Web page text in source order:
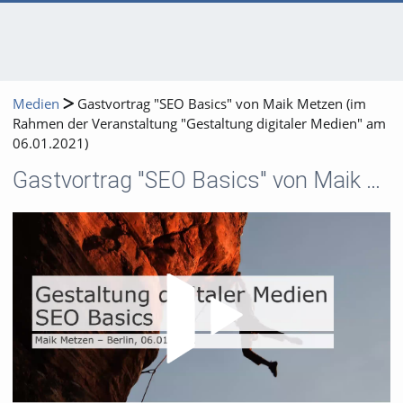
Medien
Gastvortrag "SEO Basics" von Maik Metzen (im
Rahmen der Veranstaltung "Gestaltung digitaler Medien" am
06.01.2021)
Gastvortrag "SEO Basics" von Maik Metzen (im Rahmen der Veranstaltung "Gestaltung digitaler Medien" am 06.01.2021)